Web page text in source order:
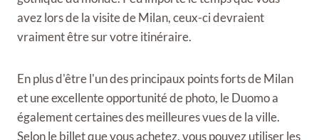
avez lors de la visite de Milan, ceux-ci devraient
vraiment être sur votre itinéraire.
En plus d'être l'un des principaux points forts de Milan
et une excellente opportunité de photo, le Duomo a
également certaines des meilleures vues de la ville.
Selon le billet que vous achetez, vous pouvez utiliser les